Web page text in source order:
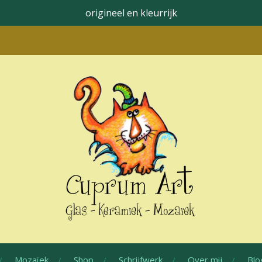
origineel en kleurrijk
Mozaïek Shop Schrijfwerk Over mij